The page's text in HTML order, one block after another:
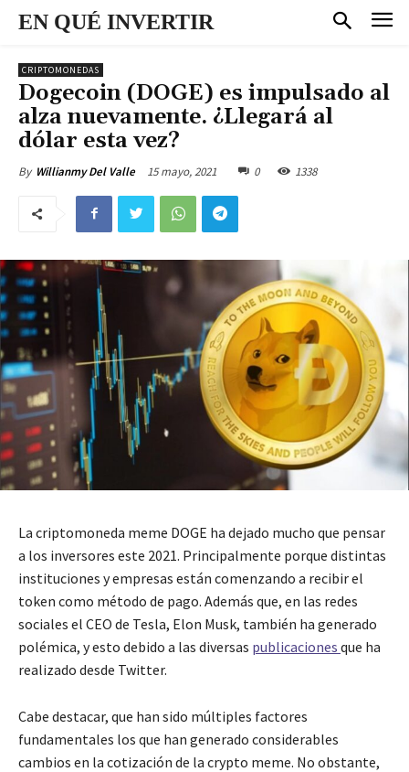
EN QUÉ INVERTIR
CRIPTOMONEDAS
Dogecoin (DOGE) es impulsado al
alza nuevamente. ¿Llegará al
dólar esta vez?
By Willianmy Del Valle 15 mayo, 2021 0 1338
La criptomoneda meme DOGE ha dejado mucho que pensar
a los inversores este 2021. Principalmente porque distintas
instituciones y empresas están comenzando a recibir el
token como método de pago. Además que, en las redes
sociales el CEO de Tesla, Elon Musk, también ha generado
polémica, y esto debido a las diversas publicaciones que ha
realizado desde Twitter.
Cabe destacar, que han sido múltiples factores
fundamentales los que han generado considerables
cambios en la cotización de la crypto meme. No obstante,